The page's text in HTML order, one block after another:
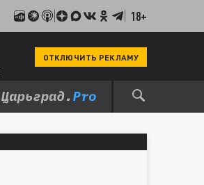
18+
ОТКЛЮЧИТЬ РЕКЛАМУ